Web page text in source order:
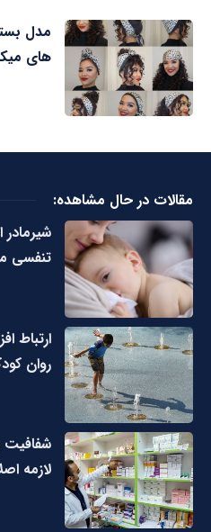
مدل
های
مقالات در حال مشاهده:
شیرمادر
تنفسی
ارتباط
روان
شفافیت
لازمه